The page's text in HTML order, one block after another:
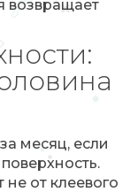
возвращает
месяц, если
не от клеевого